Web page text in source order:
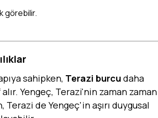
görebilir.
sahipken, Terazi burcu daha
Yengeç, Terazi'nin zaman zaman
de Yengeç'in aşırı duygusal